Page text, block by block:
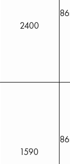
2400
1590